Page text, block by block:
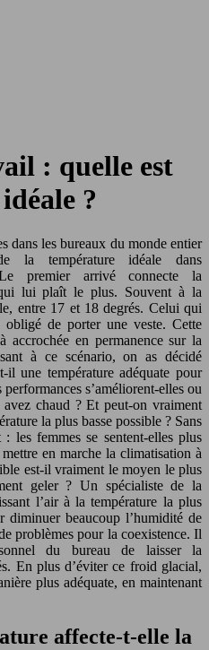
: quelle est
?
dans les bureaux du monde entier
la température idéale dans
premier arrivé connecte la
lui plaît le plus. Souvent à la
entre 17 et 18 degrés. Celui qui
de porter une veste. Cette
accrochée en permanence sur la
à ce scénario, on as décidé
il une température adéquate pour
s’améliorent-elles ou
chaud ? Et peut-on vraiment
la plus basse possible ? Sans
les femmes se sentent-elles plus
en marche la climatisation à
est-il vraiment le moyen le plus
geler ? Un spécialiste de la
l’air à la température la plus
diminuer beaucoup l’humidité de
problèmes pour la coexistence. Il
du bureau de laisser la
En plus d’éviter ce froid glacial,
plus adéquate, en maintenant
affecte-t-elle la